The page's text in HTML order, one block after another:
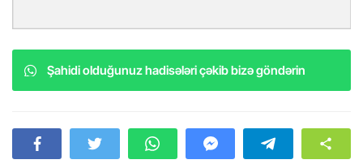
Şahidi olduğunuz hadisələri çəkib bizə göndərin